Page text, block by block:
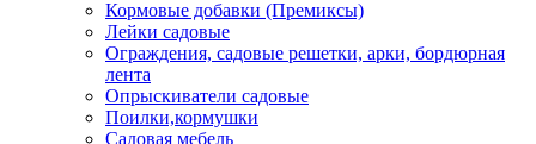
Кормовые добавки (Премиксы)
Лейки садовые
Ограждения, садовые решетки, арки, бордюрная
лента
Опрыскиватели садовые
Поилки,кормушки
Садовая мебель